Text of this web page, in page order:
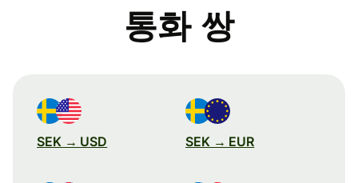
통화 쌍
SEK → USD SEK → EUR